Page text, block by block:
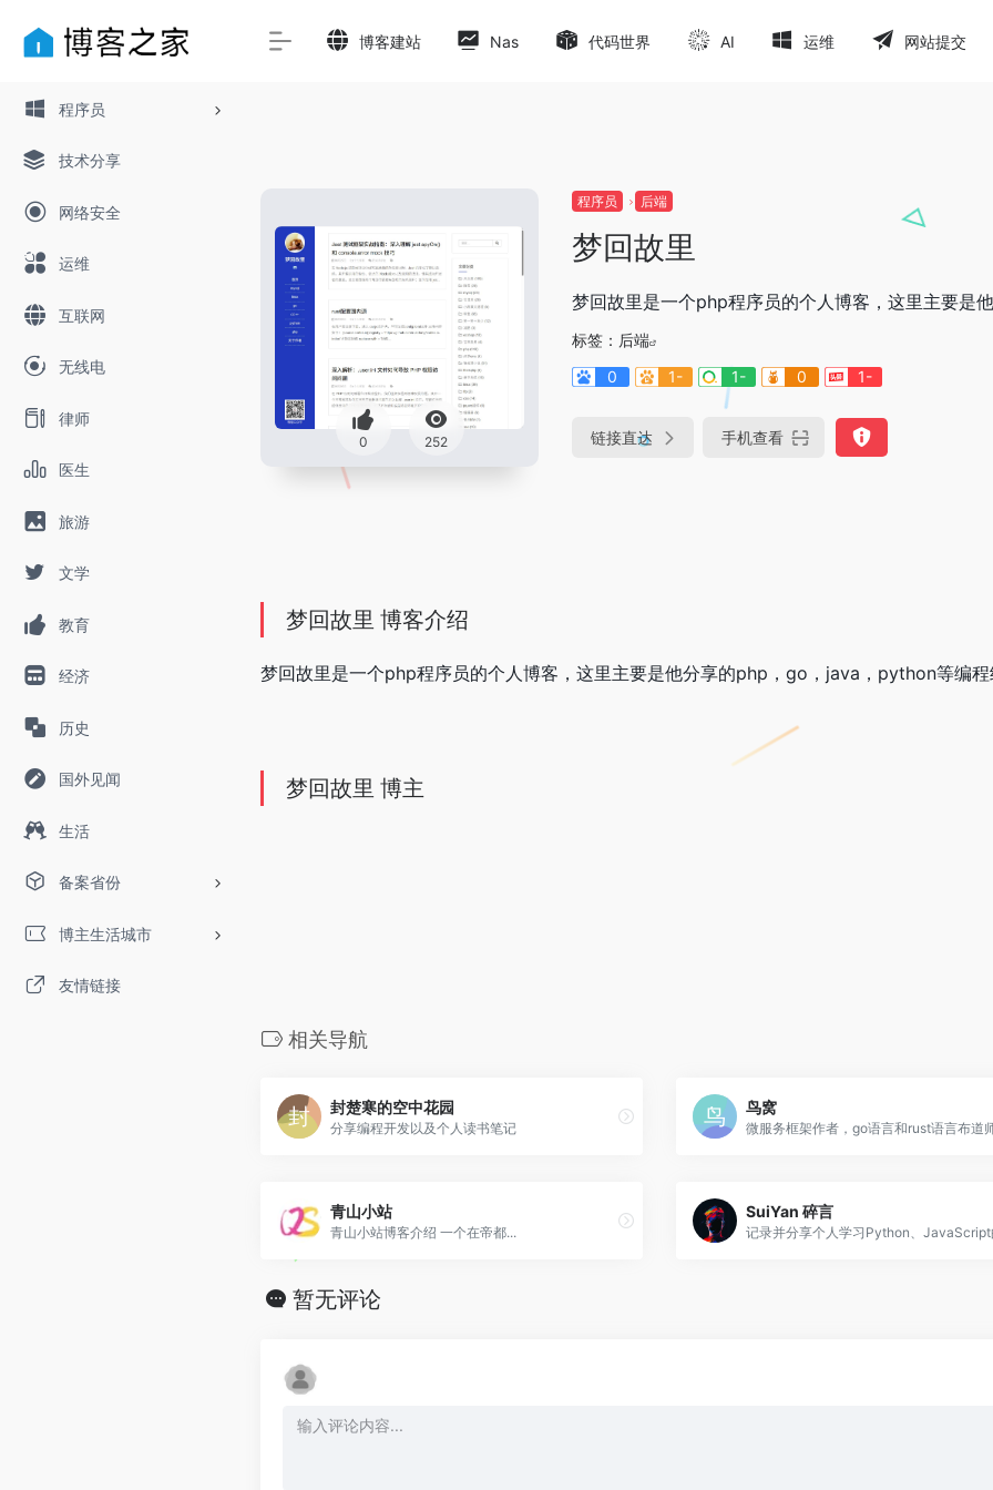
程序员
技术分享
网络安全
运维
互联网
无线电
律师
医生
旅游
文学
教育
经济
历史
国外见闻
生活
备案省份
博主生活城市
友情链接
博客建站 Nas 代码世界 AI 运维 网站提交
0 252
程序员 后端
梦回故里
梦回故里是一个php程序员的个人博客，这里主要
标签： 后端
0
1- 1- 0 1-
链接直达 手机查看
梦回故里 博客介绍
梦回故里是一个php程序员的个人博客，这里主要是他分享的php，go，java，python等编
梦回故里 博主
相关导航
封楚寒的空中花园
分享编程开发以及个人读书笔记
鸟窝
青山小站
青山小站博客介绍 一个在帝都...
SuiYan 碎言
暂无评论